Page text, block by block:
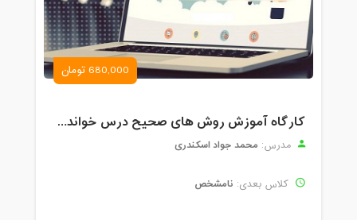
680,000 تومان
کارگاه آموزش روش های صحیح درس خواندن همراه با یادگیری بدون فراموشی
مدرس: محمد جواد اسکندری
کلاس بعدی: نامشخص